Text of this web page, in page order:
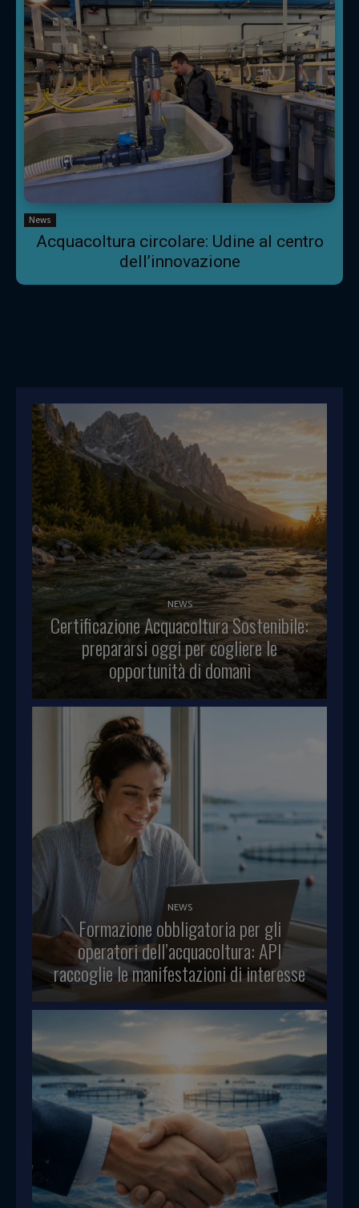
News
Acquacoltura circolare: Udine al centro
dell’innovazione
NEWS
Certificazione Acquacoltura Sostenibile:
prepararsi oggi per cogliere le
opportunità di domani
NEWS
Formazione obbligatoria per gli
operatori dell’acquacoltura: API
raccoglie le manifestazioni di interesse